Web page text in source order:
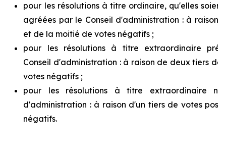
pour les résolutions à titre ordinaire, qu'elles
agréées par le Conseil d'administration : à raison
et de la moitié de votes négatifs ;
pour les résolutions à titre extraordinaire
Conseil d'administration : à raison de deux tiers
votes négatifs ;
pour les résolutions à titre extraordinaire
d'administration : à raison d'un tiers de votes
négatifs.